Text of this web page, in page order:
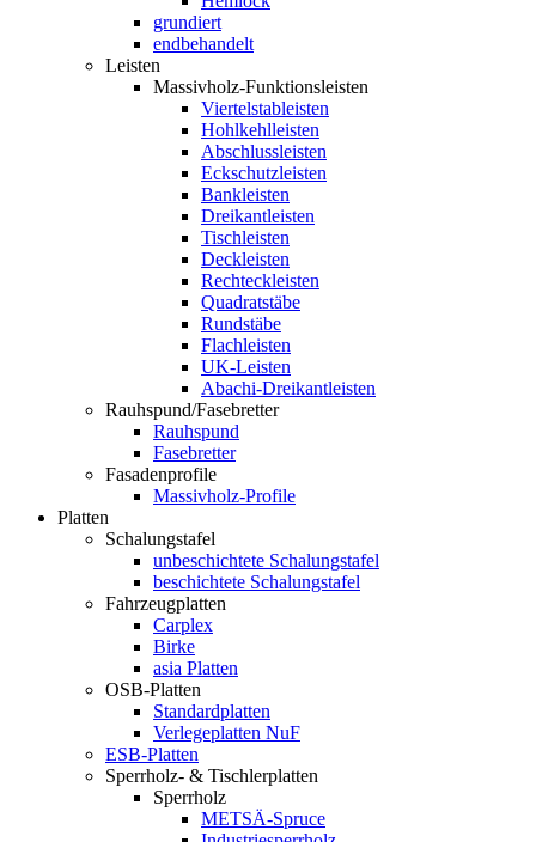
grundiert
endbehandelt
Leisten
Massivholz-Funktionsleisten
Viertelstableisten
Hohlkehlleisten
Abschlussleisten
Eckschutzleisten
Bankleisten
Dreikantleisten
Tischleisten
Deckleisten
Rechteckleisten
Quadratstäbe
Rundstäbe
Flachleisten
UK-Leisten
Abachi-Dreikantleisten
Rauhspund/Fasebretter
Rauhspund
Fasebretter
Fasadenprofile
Massivholz-Profile
Platten
Schalungstafel
unbeschichtete Schalungstafel
beschichtete Schalungstafel
Fahrzeugplatten
Carplex
Birke
asia Platten
OSB-Platten
Standardplatten
Verlegeplatten NuF
ESB-Platten
Sperrholz- & Tischlerplatten
Sperrholz
METSÄ-Spruce